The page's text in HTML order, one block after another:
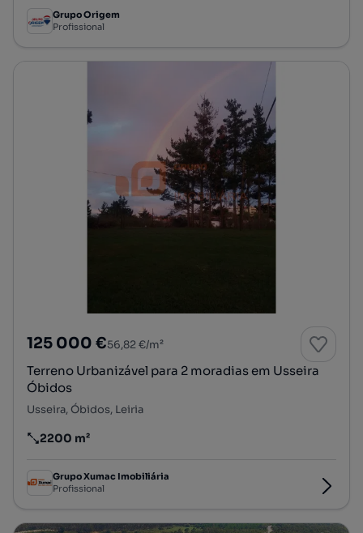
Grupo Origem
Profissional
125 000 €56,82 €/m²
Terreno Urbanizável para 2 moradias em Usseira
Óbidos
Usseira, Óbidos, Leiria
Preço por metro quadrado
2200 m²
Grupo Xumac Imobiliária
Profissional